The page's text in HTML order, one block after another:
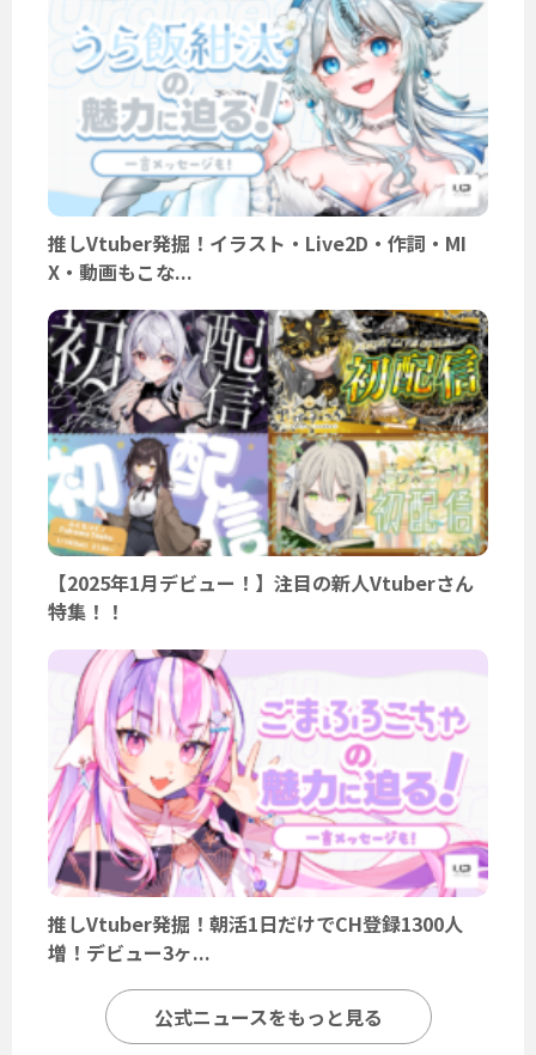
推しVtuber発掘！イラスト・Live2D・作詞・MI
X・動画もこな...
【2025年1月デビュー！】注目の新人Vtuberさん
特集！！
推しVtuber発掘！朝活1日だけでCH登録1300人
増！デビュー3ヶ...
公式ニュースをもっと見る